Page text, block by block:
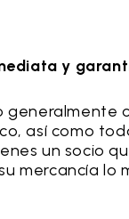
y
así como
un socio
mercancía lo